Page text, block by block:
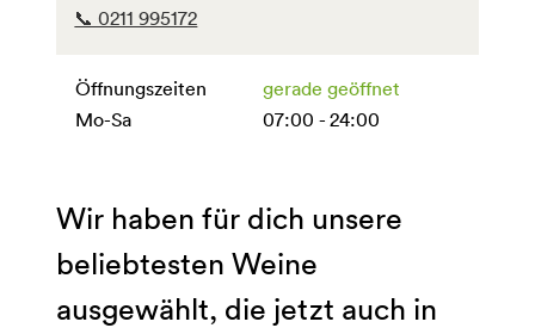
📞 0211 995172
Öffnungszeiten
gerade geöffnet
Mo-Sa
07:00 - 24:00
Wir haben für dich unsere
beliebtesten Weine
ausgewählt, die jetzt auch in